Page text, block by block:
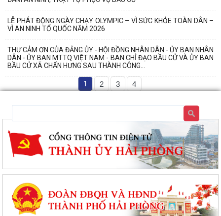
LỄ PHÁT ĐỘNG NGÀY CHẠY OLYMPIC – VÌ SỨC KHỎE TOÀN DÂN –
VÌ AN NINH TỔ QUỐC NĂM 2026
THƯ CẢM ƠN CỦA ĐẢNG ỦY - HỘI ĐỒNG NHÂN DÂN - ỦY BAN NHÂN
DÂN - ỦY BAN MTTQ VIỆT NAM - BAN CHỈ ĐẠO BẦU CỬ VÀ ỦY BAN
BẦU CỬ XÃ CHẤN HƯNG SAU THÀNH CÔNG...
1 2 3 4